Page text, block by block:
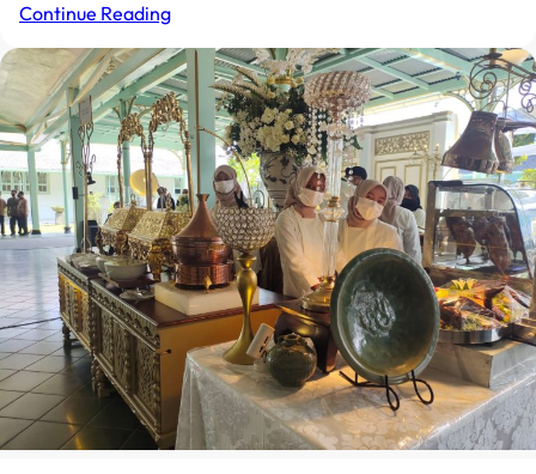
Continue Reading